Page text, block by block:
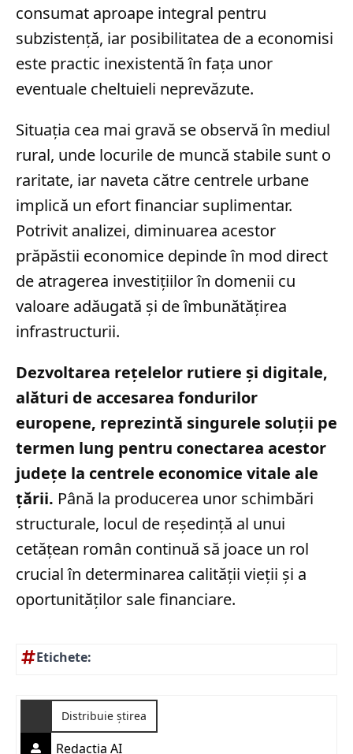
consumat aproape integral pentru
subzistență, iar posibilitatea de a economisi
este practic inexistentă în fața unor
eventuale cheltuieli neprevăzute.
Situația cea mai gravă se observă în mediul
rural, unde locurile de muncă stabile sunt o
raritate, iar naveta către centrele urbane
implică un efort financiar suplimentar.
Potrivit analizei, diminuarea acestor
prăpăstii economice depinde în mod direct
de atragerea investițiilor în domenii cu
valoare adăugată și de îmbunătățirea
infrastructurii.
Dezvoltarea rețelelor rutiere și digitale,
alături de accesarea fondurilor
europene, reprezintă singurele soluții pe
termen lung pentru conectarea acestor
județe la centrele economice vitale ale
țării. Până la producerea unor schimbări
structurale, locul de reședință al unui
cetățean român continuă să joace un rol
crucial în determinarea calității vieții și a
oportunităților sale financiare.
Etichete:
Distribuie știrea
Redactia AI